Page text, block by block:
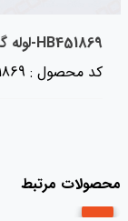
HB451869-لوله گاتر-قطعات یدکی Hitachi ژاپن
کد محصول : HB451869
محصولات مرتبط